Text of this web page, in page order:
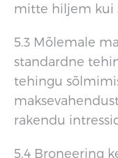
mitte hiljem kui
5.3 Mõlemale
standardne
tehingu
rakendu
5.4 Broneering